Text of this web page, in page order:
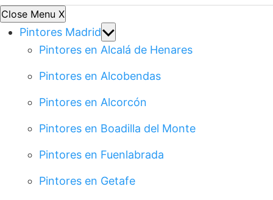
Close Menu X
Pintores MadridShow
sub
Pintores en Alcalá de Henares
Pintores en Alcobendas
Pintores en Alcorcón
Pintores en Boadilla del Monte
Pintores en Fuenlabrada
Pintores en Getafe